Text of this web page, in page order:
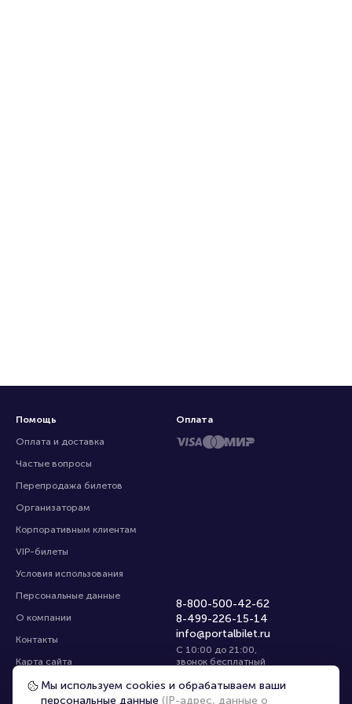
Помощь
Оплата и доставка
Частые вопросы
Перепродажа билетов
Организаторам
Корпоративным клиентам
VIP-билеты
Условия использования
Персональные данные
О компании
Контакты
Карта сайта
Управление cookies
8-800-500-42-62
8-499-226-15-14
info@portalbilet.ru
С 10:00 до 21:00,
звонок бесплатный
Все площадки
Оплата
Мы используем cookies и обрабатываем ваши
персональные данные (IP-адрес, данные о